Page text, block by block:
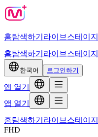
홈탐색하기 라이브 스테이지
홈탐색하기 라이브 스테이지
한국어 로그인하기
앱 열기
앱 열기
홈탐색하기 라이브 스테이지
FHD